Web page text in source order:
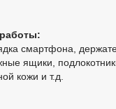
смартфона,
ящики,
кожи и т.д.